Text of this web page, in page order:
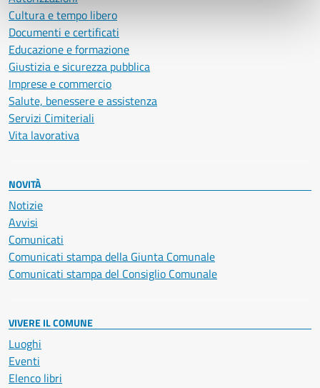
Cultura e tempo libero
Documenti e certificati
Educazione e formazione
Giustizia e sicurezza pubblica
Imprese e commercio
Salute, benessere e assistenza
Servizi Cimiteriali
Vita lavorativa
NOVITÀ
Notizie
Avvisi
Comunicati
Comunicati stampa della Giunta Comunale
Comunicati stampa del Consiglio Comunale
VIVERE IL COMUNE
Luoghi
Eventi
Elenco libri